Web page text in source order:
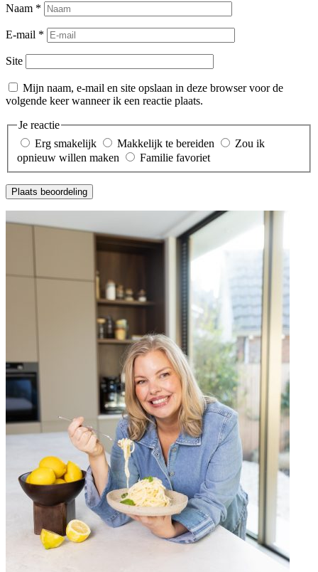
Naam *
E-mail *
Site
Mijn naam, e-mail en site opslaan in deze browser voor de
volgende keer wanneer ik een reactie plaats.
Je reactie
Erg smakelijk
Makkelijk te bereiden
Zou ik
opnieuw willen maken
Familie favoriet
Plaats beoordeling